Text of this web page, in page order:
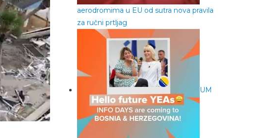
aerodromima u EU od sutra nova pravila
za ručni prtljag
UM